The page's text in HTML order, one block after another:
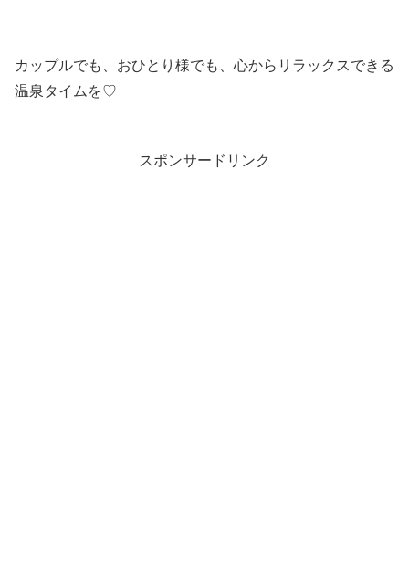
カップルでも、おひとり様でも、心からリラックスできる
温泉タイムを♡
スポンサードリンク